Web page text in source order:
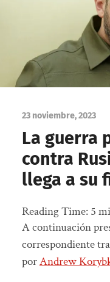
23 noviembre, 2023
La guerra
contra
llega a su
Reading Time: 5
A continuación
correspondiente
porAndrew